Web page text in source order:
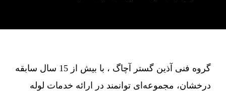
گروه فنی آذین گستر آچاگ ، با بیش از 15 سال سابقه
درخشان، مجموعه‌ای توانمند در ارائه خدمات لوله